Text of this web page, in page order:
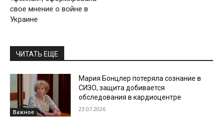
свое мнение о войне в
Украине
ЧИТАТЬ ЕЩЕ
Важное
Мария Бонцлер потеряла сознание в
СИЗО, защита добивается
обследования в кардиоцентре
23.07.2026